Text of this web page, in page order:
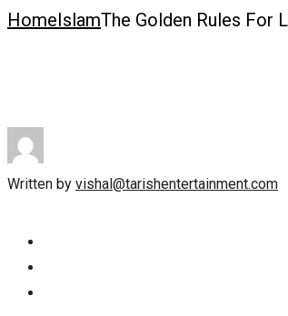
HomeIslamThe Golden Rules For
Written by vishal@tarishentertainment.com